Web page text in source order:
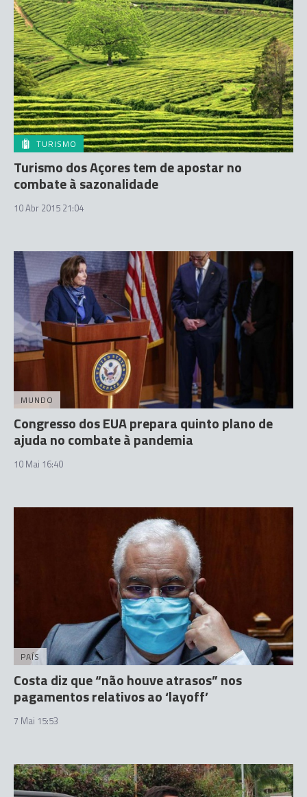
TURISMO
Turismo dos Açores tem de apostar no
combate à sazonalidade
10 Abr 2015 21:04
MUNDO
Congresso dos EUA prepara quinto plano de
ajuda no combate à pandemia
10 Mai 16:40
PAÍS
Costa diz que “não houve atrasos” nos
pagamentos relativos ao ‘layoff’
7 Mai 15:53